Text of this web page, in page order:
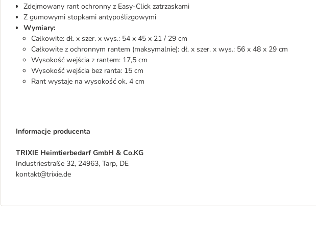
Zdejmowany rant ochronny z Easy-Click zatrzaskami
Z gumowymi stopkami antypoślizgowymi
Wymiary:
Całkowite: dł. x szer. x wys.: 54 x 45 x 21 / 29 cm
Całkowite z ochronnym rantem (maksymalnie): dł. x szer. x wys.: 56 x 48 x 29 cm
Wysokość wejścia z rantem: 17,5 cm
Wysokość wejścia bez ranta: 15 cm
Rant wystaje na wysokość ok. 4 cm
Informacje producenta
TRIXIE Heimtierbedarf GmbH & Co.KG
Industriestraße 32, 24963, Tarp, DE
kontakt@trixie.de